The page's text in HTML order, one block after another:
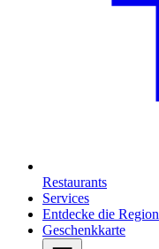
Restaurants
Services
Entdecke die Region
Geschenkkarte